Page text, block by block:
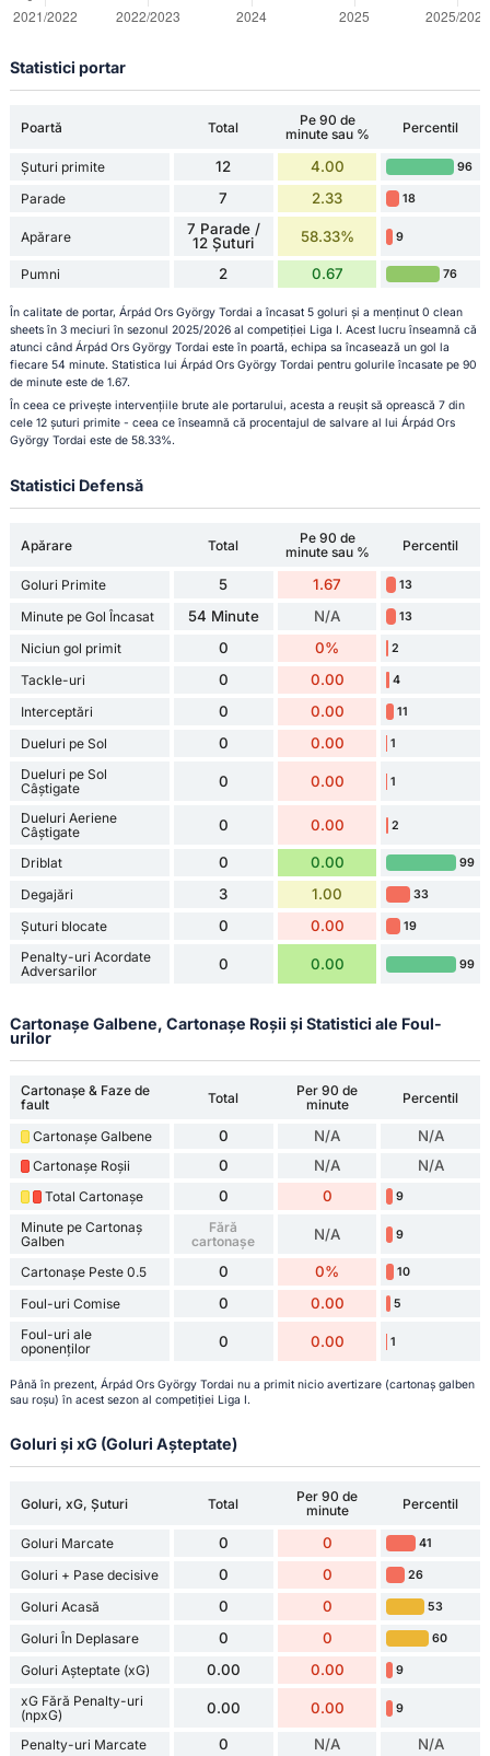
Statistici portar
Poartă Total
Pe 90 de
minute sau %
Percentil
Șuturi primite 12 4.00 96
Parade 7 2.33 18
Apărare
7 Parade /
12 Șuturi
58.33% 9
Pumni 2 0.67 76
În calitate de portar, Árpád Ors György Tordai a încasat 5 goluri și a menținut 0 clean
sheets în 3 meciuri în sezonul 2025/2026 al competiției Liga I. Acest lucru înseamnă că
atunci când Árpád Ors György Tordai este în poartă, echipa sa încasează un gol la
fiecare 54 minute. Statistica lui Árpád Ors György Tordai pentru golurile încasate pe 90
de minute este de 1.67.
În ceea ce privește intervențiile brute ale portarului, acesta a reușit să oprească 7 din
cele 12 șuturi primite - ceea ce înseamnă că procentajul de salvare al lui Árpád Ors
György Tordai este de 58.33%.
Statistici Defensă
Apărare Total
Pe 90 de
minute sau %
Percentil
Goluri Primite 5 1.67 13
Minute pe Gol Încasat 54 Minute N/A 13
Niciun gol primit 0 0% 2
Tackle-uri 0 0.00 4
Interceptări 0 0.00 11
Dueluri pe Sol 0 0.00 1
Dueluri pe Sol
Câștigate
0 0.00 1
Dueluri Aeriene
Câștigate
0 0.00 2
Driblat 0 0.00 99
Degajări 3 1.00 33
Șuturi blocate 0 0.00 19
Penalty-uri Acordate
Adversarilor
0 0.00 99
Cartonașe Galbene, Cartonașe Roșii și Statistici ale Foul-
urilor
Cartonașe & Faze de
fault
Total
Per 90 de
minute
Percentil
Cartonașe Galbene 0 N/A N/A
Cartonașe Roșii 0 N/A N/A
Total Cartonașe 0 0 9
Minute pe Cartonaș
Galben
Fără
cartonașe
N/A 9
Cartonașe Peste 0.5 0 0% 10
Foul-uri Comise 0 0.00 5
Foul-uri ale
oponenților
0 0.00 1
Până în prezent, Árpád Ors György Tordai nu a primit nicio avertizare (cartonaș galben
sau roșu) în acest sezon al competiției Liga I.
Goluri și xG (Goluri Așteptate)
Goluri, xG, Șuturi Total
Per 90 de
minute
Percentil
Goluri Marcate 0 0 41
Goluri + Pase decisive 0 0 26
Goluri Acasă 0 0 53
Goluri În Deplasare 0 0 60
Goluri Așteptate (xG) 0.00 0.00 9
xG Fără Penalty-uri
(npxG)
0.00 0.00 9
Penalty-uri Marcate 0 N/A N/A